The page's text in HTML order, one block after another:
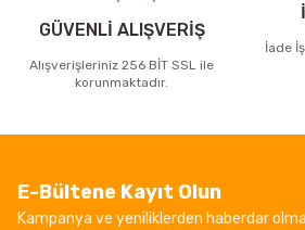
GÜVENLİ ALIŞVERİŞ
Alışverişleriniz 256 BİT SSL ile
korunmaktadır.
İade
E-Bültene Kayıt Olun
Kampanya ve yeniliklerden haberdar